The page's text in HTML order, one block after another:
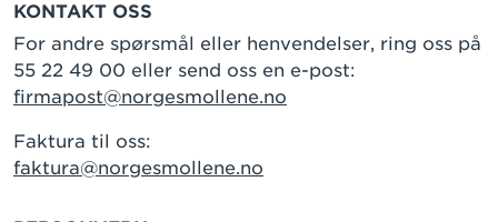
KONTAKT OSS
For andre spørsmål eller henvendelser, ring oss på
55 22 49 00 eller send oss en e-post:
firmapost@norgesmollene.no
Faktura til oss:
faktura@norgesmollene.no